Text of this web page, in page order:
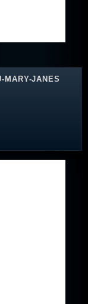
MARY-JANES